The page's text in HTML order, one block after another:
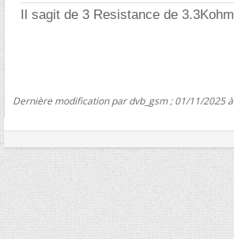
Il sagit de 3 Resistance de 3.3Kohm
Dernière modification par dvb_gsm ; 01/11/2025 à